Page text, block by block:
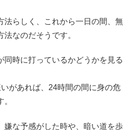
法らしく、これから一日の間、無
なのだそうです。
同時に打っているかどうかを見る
があれば、24時間の間に身の危
嫌な予感がした時や、暗い道を歩